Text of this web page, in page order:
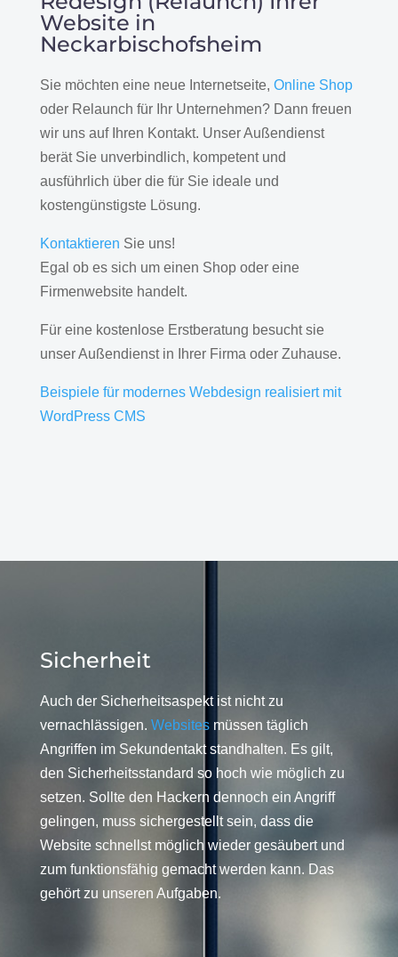
Website in
Neckarbischofsheim
Sie möchten eine neue Internetseite, Online Shop
oder Relaunch für Ihr Unternehmen? Dann freuen
wir uns auf Ihren Kontakt. Unser Außendienst
berät Sie unverbindlich, kompetent und
ausführlich über die für Sie ideale und
kostengünstigste Lösung.
Kontaktieren Sie uns!
Egal ob es sich um einen Shop oder eine
Firmenwebsite handelt.
Für eine kostenlose Erstberatung besucht sie
unser Außendienst in Ihrer Firma oder Zuhause.
Beispiele für modernes Webdesign realisiert mit
WordPress CMS
Sicherheit
Auch der Sicherheitsaspekt ist nicht zu
vernachlässigen. Websitesmüssen täglich
Angriffen im Sekundentakt standhalten. Es gilt,
den Sicherheitsstandard so hoch wie möglich zu
setzen. Sollte den Hackern dennoch ein Angriff
gelingen, muss sichergestellt sein, dass die
Website schnellst möglich wieder gesäubert und
zum funktionsfähig gemacht werden kann. Das
gehört zu unseren Aufgaben.